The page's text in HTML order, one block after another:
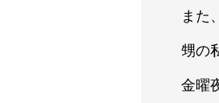
また
甥の
金曜